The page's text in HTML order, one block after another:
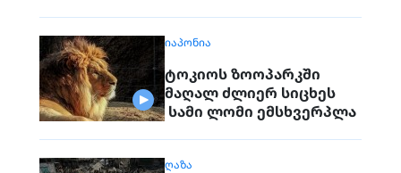
ᲘᲐᲞᲝᲜᲘᲐ
ტოკიოს ზოოპარკში
მაღალ ძლიერ სიცხეს
სამი ლომი ემსხვერპლა
ᲦᲐᲖᲐ